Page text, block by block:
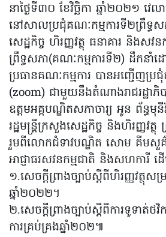
នាថ្ងៃទី៣០ ខែវិច្ឆិកា ឆ្នាំ២០២១ វ
នៅសាលប្រជុំគណៈកម្មការទី២ព្រឹទ្ធស
សេដ្ឋកិច្ច ហិរញ្ញវត្ថុ ធនាគារ និងសវន
ព្រឹទ្ធសភា(គណៈកម្មការទី២) ដឹកនាំដ
ប្រធានគណៈកម្មការ បានអញ្ជើញប្រជុំ
(zoom) ជាមួយនឹងតំណាងរាជរដ្ឋា
ឧត្តមអគ្គបណ្ឌិតសភាចារ្យ អូន ព័ន្ធមុនី
រដ្ឋមន្ត្រីក្រសួងសេដ្ឋកិច្ច និងហិរញ្ញវត្
រួមពីលោកជំទាវបណ្ឌិត សោម គីមសួគ៌
អាជ្ញាធរសវនកម្មជាតិ និងសហការី ដ
១.សេចក្តីព្រាងច្បាប់ស្តីពីហិរញ្ញវត្ថុសម្
ឆ្នាំ២០២២។
២.សេចក្តីព្រាងច្បាប់ស្តីពីការទូទាត់ថ
ការគ្រប់គ្រងឆ្នាំ២០២៕